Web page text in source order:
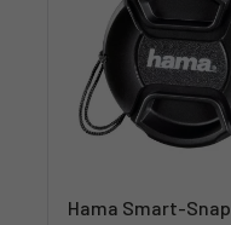
Hama Smart-Snap